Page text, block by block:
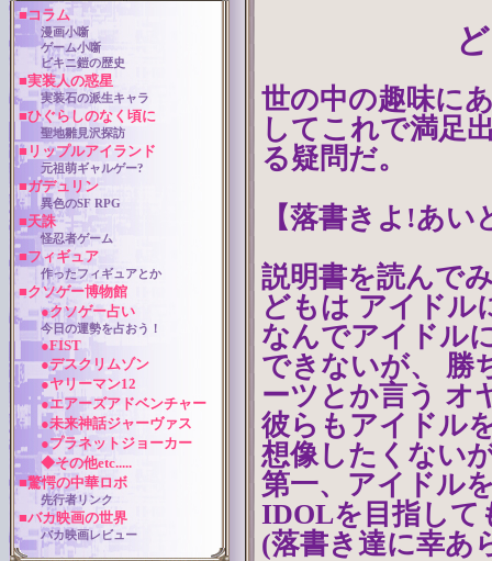
■コラム
漫画小噺
ゲーム小噺
ビキニ鎧の歴史
■実装人の惑星
実装石の派生キャラ
■ひぐらしのなく頃に
聖地雛見沢探訪
■リップルアイランド
元祖萌ギャルゲー?
■ガデュリン
異色のSF RPG
■天誅
怪忍者ゲーム
■フィギュア
作ったフィギュアとか
■クソゲー博物館
●クソゲー占い
今日の運勢を占おう！
●FIST
●デスクリムゾン
●ヤリーマン12
●エアーズアドベンチャー
●未来神話ジャーヴァス
●プラネットジョーカー
◆その他etc.....
■驚愕の中華ロボ
先行者リンク
■バカ映画の世界
バカ映画レビュー
世の中の趣味に
してこれで満足
る疑問だ。
【落書きよ!あ
説明書を読んで
どもは アイドル
なんでアイドル
できないが、 勝
ーツとか言う オ
彼らもアイドル
想像したくない
第一、アイドル
IDOLを目指して
(落書き達に幸あ